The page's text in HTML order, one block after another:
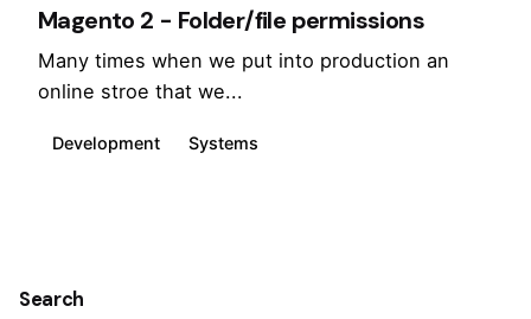
Magento 2 - Folder/file permissions
Many times when we put into production an
online stroe that we...
Development Systems
Search